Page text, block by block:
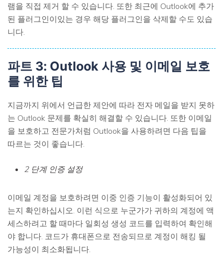
램을 직접 제거 할 수 있습니다. 또한 최근에 Outlook에 추가
된 플러그인이있는 경우 해당 플러그인을 삭제할 수도 있습
니다.
파트 3: Outlook 사용 및 이메일 보호
를 위한 팁
지금까지 위에서 언급한 제안에 따라 전자 메일을 받지 못하
는 Outlook 문제를 확실히 해결할 수 있습니다. 또한 이메일
을 보호하고 전문가처럼 Outlook을 사용하려면 다음 팁을
따르는 것이 좋습니다.
2 단계 인증 설정
이메일 계정을 보호하려면 이중 인증 기능이 활성화되어 있
는지 확인하십시오. 이런 식으로 누군가가 귀하의 계정에 액
세스하려고 할 때마다 일회성 생성 코드를 입력하여 확인해
야 합니다. 코드가 휴대폰으로 전송되므로 계정이 해킹 될
가능성이 최소화됩니다.